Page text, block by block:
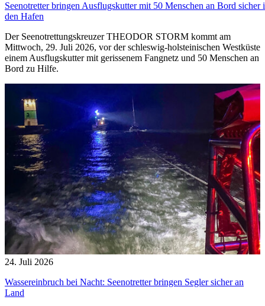
Seenotretter bringen Ausflugskutter mit 50 Menschen an Bord sicher
den Hafen
Der Seenotrettungskreuzer THEODOR STORM kommt am
Mittwoch, 29. Juli 2026, vor der schleswig-holsteinischen Westküste
einem Ausflugskutter mit gerissenem Fangnetz und 50 Menschen an
Bord zu Hilfe.
24. Juli 2026
Wassereinbruch bei Nacht: Seenotretter bringen Segler sicher an
Land